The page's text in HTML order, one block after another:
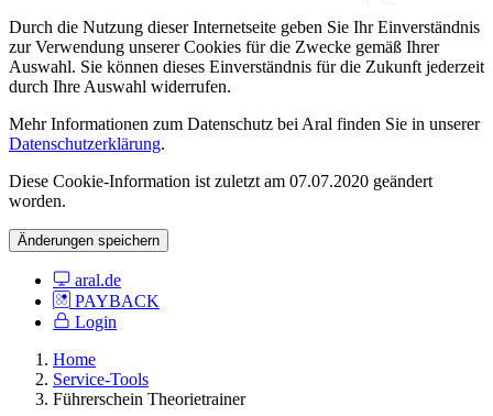
Durch die Nutzung dieser Internetseite geben Sie Ihr Einverständnis
zur Verwendung unserer Cookies für die Zwecke gemäß Ihrer
Auswahl. Sie können dieses Einverständnis für die Zukunft jederzeit
durch Ihre Auswahl widerrufen.
Mehr Informationen zum Datenschutz bei Aral finden Sie in unserer
Datenschutzerklärung.
Diese Cookie-Information ist zuletzt am 07.07.2020 geändert
worden.
Änderungen speichern
aral.de
PAYBACK
Login
Home
Service-Tools
Führerschein Theorietrainer